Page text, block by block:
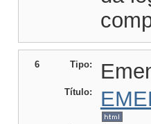
6 Tipo:
Título: